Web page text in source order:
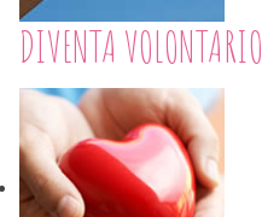
DIVENTA VOLONTARIO